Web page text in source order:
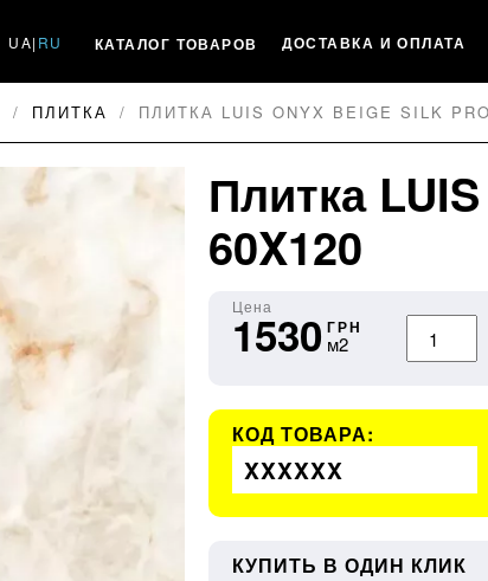
UA| RU КАТАЛОГ ТОВАРОВ ДОСТАВКА И ОПЛАТА
ПЛИТКА ПЛИТКА LUIS ONYX BEIGE SILK
Плитка
60X120
Цена
1530 ГРН
м2
КОД ТОВАРА:
XXXXXX
КУПИТЬ В ОДИН КЛИК